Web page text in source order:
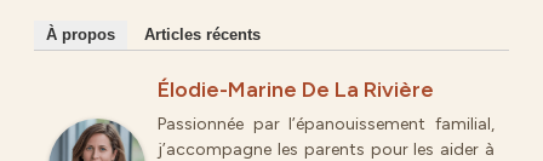
À propos Articles récents
Élodie-Marine De La Rivière
Passionnée par l’épanouissement familial,
j’accompagne les parents pour les aider à